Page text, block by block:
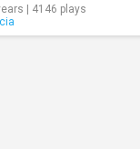
| 4146 plays